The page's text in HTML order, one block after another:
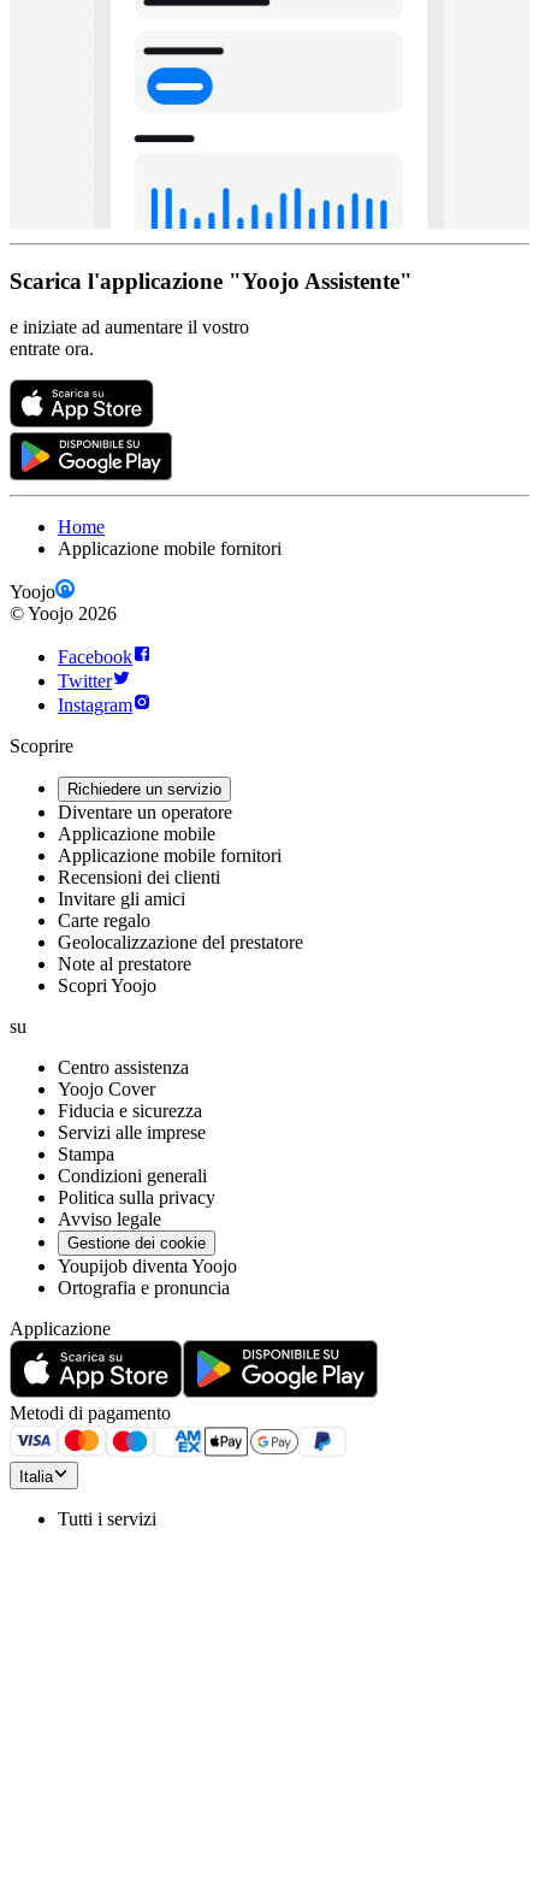
Scarica l'applicazione "Yoojo Assistente"
e iniziate ad aumentare il vostro
entrate ora.
Home
Applicazione mobile fornitori
Yoojo
©Yoojo 2026
Facebook
Twitter
Instagram
Scoprire
Richiedere un servizio
Diventare un operatore
Applicazione mobile
Applicazione mobile fornitori
Recensioni dei clienti
Invitare gli amici
Carte regalo
Geolocalizzazione del prestatore
Note al prestatore
Scopri Yoojo
su
Centro assistenza
Yoojo Cover
Fiducia e sicurezza
Servizi alle imprese
Stampa
Condizioni generali
Politica sulla privacy
Avviso legale
Gestione dei cookie
Youpijob diventa Yoojo
Ortografia e pronuncia
Applicazione
Metodi di pagamento
Italia
Tutti i servizi